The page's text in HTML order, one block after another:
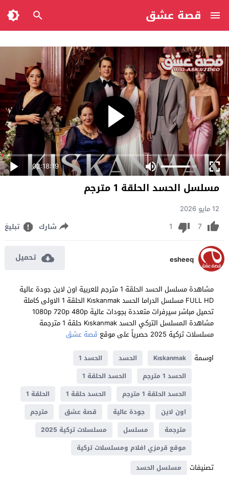
قصة عشق
02:18:19
مسلسل الحسد الحلقة 1 مترجم
12 مايو 2026
7
1 شارك تبليغ
esheeq تحميل
مشاهدة مسلسل الحسد الحلقة 1 مترجم للعربية اون لاين جودة عالية
FULL HD مسلسل الدراما الحسد Kıskanmak الحلقة 1 الاولى كاملة
تحميل مباشر سيرفرات متعددة بجودات عالية 1080p 720p 480p
مشاهدة المسلسل التركي الحسد Kıskanmak حلقة 1 مترجمة
مسلسلات تركية 2025 حصرياً على موقع
قصة عشق
اوسمة
Kıskanmak الحسد
الحسد 1
الحسد 1 مترجم
الحسد الحلقة 1
الحسد الحلقة 1 مترجم
الحسد حلقة 1
الحلقة 1
اون لاين
جودة عالية قصة عشق
مترجم
مترجمة
مسلسل
مسلسلات تركية 2025
موقع قرمزي افلام ومسلسلات تركية
تصنيفات مسلسل الحسد